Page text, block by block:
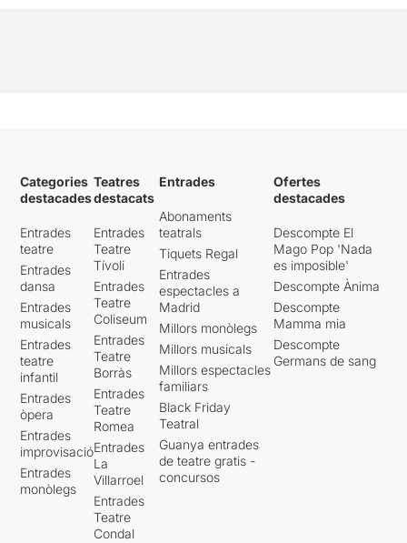
Categories
destacades
Entrades
teatre
Entrades
dansa
Entrades
musicals
Entrades
teatre
infantil
Entrades
òpera
Entrades
improvisació
Entrades
monòlegs
Teatres
destacats
Entrades
Teatre
Tívoli
Entrades
Teatre
Coliseum
Entrades
Teatre
Borràs
Entrades
Teatre
Romea
Entrades
La
Villarroel
Entrades
Teatre
Condal
Entrades
Abonaments
teatrals
Tiquets Regal
Entrades
espectacles a
Madrid
Millors monòlegs
Millors musicals
Millors espectacles
familiars
Black Friday
Teatral
Guanya entrades
de teatre gratis -
concursos
Ofertes
destacades
Descompte El
Mago Pop 'Nada
es imposible'
Descompte Ànima
Descompte
Mamma mia
Descompte
Germans de sang